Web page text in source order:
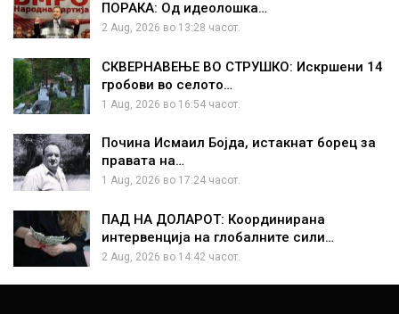
ПОРАКА: Од идеолошка…
2 Aug, 2026 во 13:28 часот.
СКВЕРНАВЕЊЕ ВО СТРУШКО: Искршени 14
гробови во селото…
1 Aug, 2026 во 16:54 часот.
Почина Исмаил Бојда, истакнат борец за
правата на…
1 Aug, 2026 во 17:24 часот.
ПАД НА ДОЛАРОТ: Координирана
интервенција на глобалните сили…
2 Aug, 2026 во 14:42 часот.